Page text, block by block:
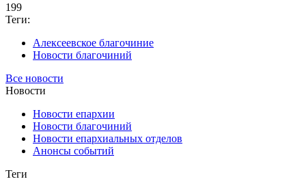
199
Теги:
Алексеевское благочиние
Новости благочиний
Все новости
Новости
Новости епархии
Новости благочиний
Новости епархиальных отделов
Анонсы событий
Теги